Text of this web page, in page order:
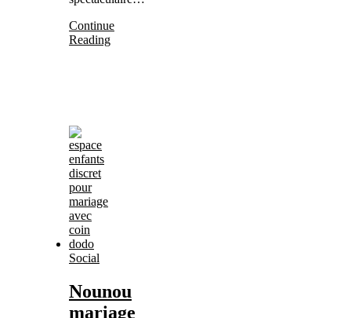
Continue
Reading
Social
Nounou
mariage